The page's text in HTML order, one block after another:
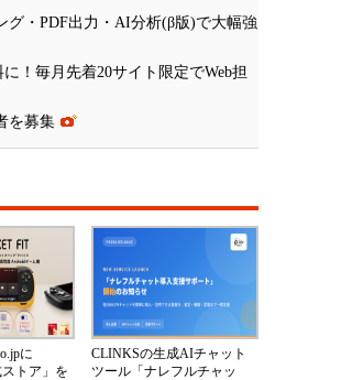
グ・PDF出力・AI分析(β版)で大幅強
！毎月先着20サイト限定でWeb担
を募集
に
ストア」を
CLINKSの生成AIチャット
ツール「ナレフルチャッ